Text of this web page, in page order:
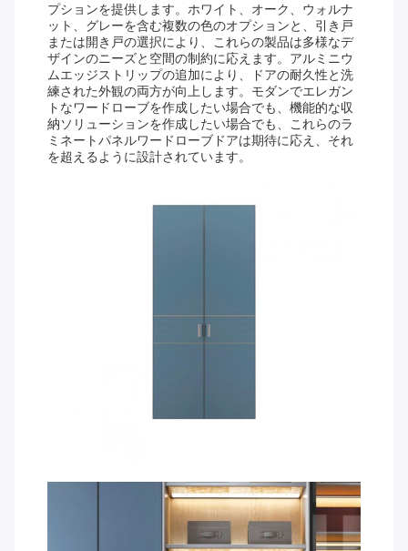
プションを提供します。ホワイト、オーク、ウォルナ
ット、グレーを含む複数の色のオプションと、引き戸
または開き戸の選択により、これらの製品は多様なデ
ザインのニーズと空間の制約に応えます。アルミニウ
ムエッジストリップの追加により、ドアの耐久性と洗
練された外観の両方が向上します。モダンでエレガン
トなワードローブを作成したい場合でも、機能的な収
納ソリューションを作成したい場合でも、これらのラ
ミネートパネルワードローブドアは期待に応え、それ
を超えるように設計されています。